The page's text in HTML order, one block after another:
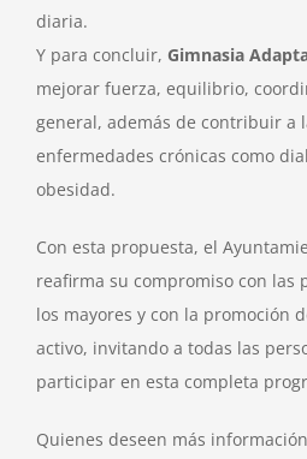
diaria.
Y para concluir, Gimnasia
mejorar fuerza, equilibrio,
general, además de contribuir a
enfermedades crónicas como
obesidad.
Con esta propuesta, el
reafirma su compromiso con las
los mayores y con la promoción
activo, invitando a todas las
participar en esta completa
Quienes deseen más